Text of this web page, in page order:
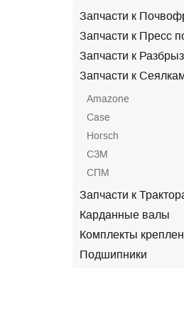
Запчасти к
Запчасти к Пресс
Запчасти к
Запчасти к
Amazone
Case
Horsch
СЗМ
СПМ
Запчасти к
Карданные валы
Комплекты
Подшипники